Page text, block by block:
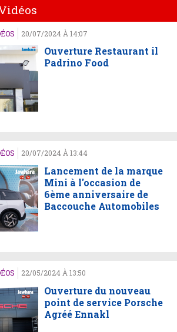
20/07/2024 À 14:07
Ouverture Restaurant il
Padrino Food
20/07/2024 À 13:44
Lancement de la marque
Mini à l'occasion de
6ème anniversaire de
Baccouche Automobiles
22/05/2024 À 13:50
Ouverture du nouveau
point de service Porsche
Agréé Ennakl